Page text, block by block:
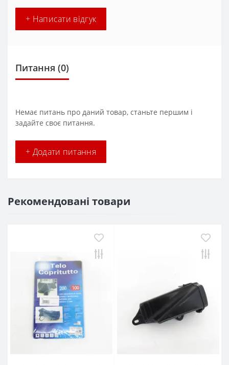
+ Написати відгук
Питання (0)
Немає питань про даний товар, станьте першим і
задайте своє питання.
+ Додати питання
Рекомендовані товари